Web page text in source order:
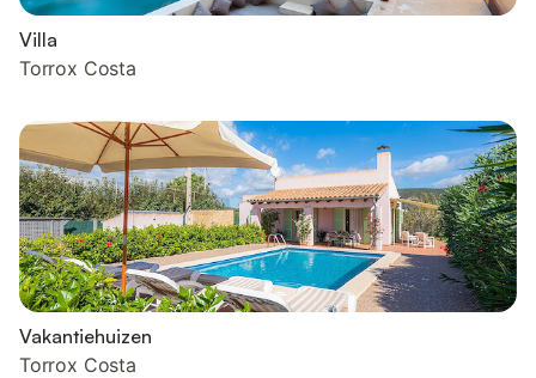
Villa
Torrox Costa
Vakantiehuizen
Torrox Costa